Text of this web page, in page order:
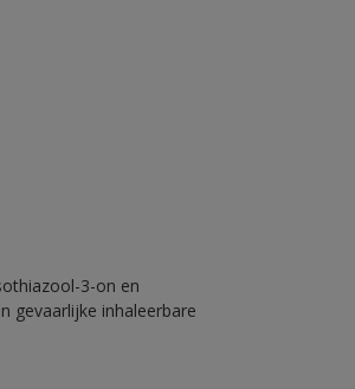
3-on en
gevaarlijke inhaleerbare